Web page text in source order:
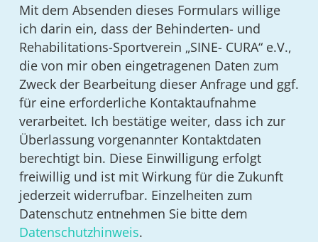
Mit dem Absenden dieses Formulars willige
ich darin ein, dass der Behinderten- und
Rehabilitations-Sportverein „SINE- CURA“ e.V.,
die von mir oben eingetragenen Daten zum
Zweck der Bearbeitung dieser Anfrage und ggf.
für eine erforderliche Kontaktaufnahme
verarbeitet. Ich bestätige weiter, dass ich zur
Überlassung vorgenannter Kontaktdaten
berechtigt bin. Diese Einwilligung erfolgt
freiwillig und ist mit Wirkung für die Zukunft
jederzeit widerrufbar. Einzelheiten zum
Datenschutz entnehmen Sie bitte dem
Datenschutzhinweis.